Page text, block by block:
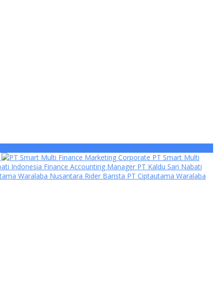
Marketing Corporate PT Smart Multi
Finance Accounting Manager PT Kaldu Sari Nabati
Rider Barista PT Ciptautama Waralaba